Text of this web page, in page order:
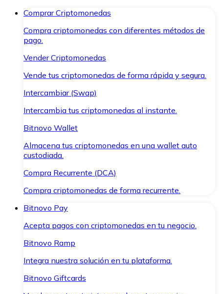
Comprar Criptomonedas
Compra criptomonedas con diferentes métodos de
pago.
Vender Criptomonedas
Vende tus criptomonedas de forma rápida y segura.
Intercambiar (Swap)
Intercambia tus criptomonedas al instante.
Bitnovo Wallet
Almacena tus criptomonedas en una wallet auto
custodiada.
Compra Recurrente (DCA)
Compra criptomonedas de forma recurrente.
Bitnovo Pay
Acepta pagos con criptomonedas en tu negocio.
Bitnovo Ramp
Integra nuestra solución en tu plataforma.
Bitnovo Giftcards